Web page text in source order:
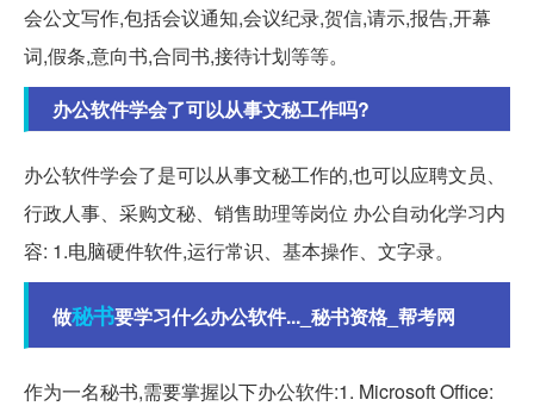
会公文写作,包括会议通知,会议纪录,贺信,请示,报告,开幕
词,假条,意向书,合同书,接待计划等等。
办公软件学会了可以从事文秘工作吗?
办公软件学会了是可以从事文秘工作的,也可以应聘文员、
行政人事、采购文秘、销售助理等岗位 办公自动化学习内
容: 1.电脑硬件软件,运行常识、基本操作、文字录。
做秘书要学习什么办公软件..._秘书资格_帮考网
作为一名秘书,需要掌握以下办公软件:1. Microsoft Office: